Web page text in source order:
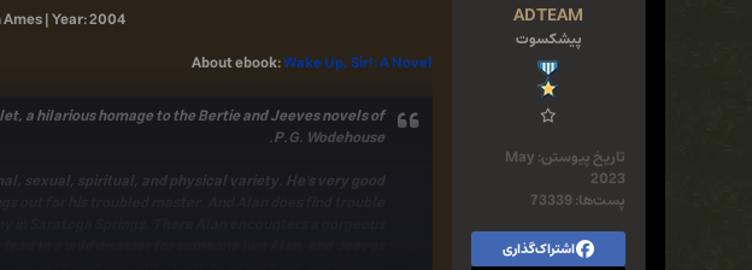
ADTEAM
پیشکسوت
تاریخ پیوستن:May
2023
پست‌ها:73339
اشتراک‌گذاری
|Year:2004
About ebook:Wake Up, Sir!: A Novel
a hilarious homage to the Bertie and Jeeves novels of
P.G. Wodehouse.
sexual, spiritual, and physical variety. He's very good